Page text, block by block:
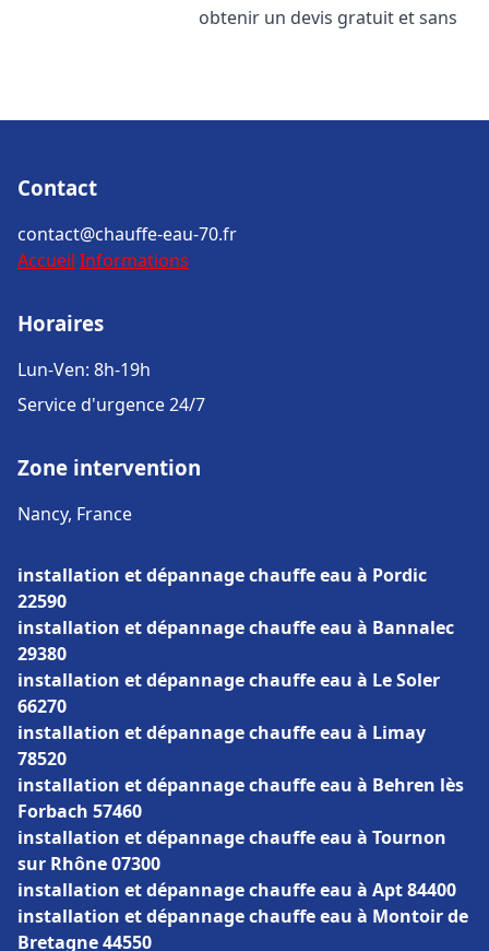
obtenir un devis gratuit et sans
Contact
contact@chauffe-eau-70.fr
Accueil Informations
Horaires
Lun-Ven: 8h-19h
Service d'urgence 24/7
Zone intervention
Nancy, France
installation et dépannage chauffe eau à Pordic
22590
installation et dépannage chauffe eau à Bannalec
29380
installation et dépannage chauffe eau à Le Soler
66270
installation et dépannage chauffe eau à Limay
78520
installation et dépannage chauffe eau à Behren lès
Forbach 57460
installation et dépannage chauffe eau à Tournon
sur Rhône 07300
installation et dépannage chauffe eau à Apt 84400
installation et dépannage chauffe eau à Montoir de
Bretagne 44550